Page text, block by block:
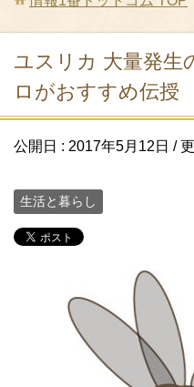
ユスリカ 大量発
ロがおすすめ伝授
公開日 : 2017年5月12日 /
生活と暮らし